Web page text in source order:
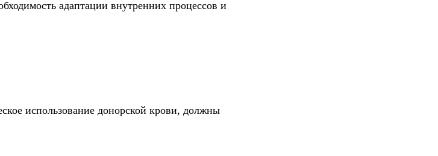
адаптации внутренних процессов и
использование донорской крови, должны